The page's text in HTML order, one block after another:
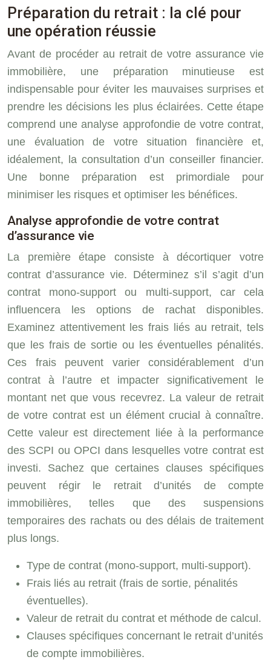
Préparation du retrait : la clé pour
une opération réussie
Avant de procéder au retrait de votre assurance vie
immobilière, une préparation minutieuse est
indispensable pour éviter les mauvaises surprises et
prendre les décisions les plus éclairées. Cette étape
comprend une analyse approfondie de votre contrat,
une évaluation de votre situation financière et,
idéalement, la consultation d’un conseiller financier.
Une bonne préparation est primordiale pour
minimiser les risques et optimiser les bénéfices.
Analyse approfondie de votre contrat
d’assurance vie
La première étape consiste à décortiquer votre
contrat d’assurance vie. Déterminez s’il s’agit d’un
contrat mono-support ou multi-support, car cela
influencera les options de rachat disponibles.
Examinez attentivement les frais liés au retrait, tels
que les frais de sortie ou les éventuelles pénalités.
Ces frais peuvent varier considérablement d’un
contrat à l’autre et impacter significativement le
montant net que vous recevrez. La valeur de retrait
de votre contrat est un élément crucial à connaître.
Cette valeur est directement liée à la performance
des SCPI ou OPCI dans lesquelles votre contrat est
investi. Sachez que certaines clauses spécifiques
peuvent régir le retrait d’unités de compte
immobilières, telles que des suspensions
temporaires des rachats ou des délais de traitement
plus longs.
Type de contrat (mono-support, multi-support).
Frais liés au retrait (frais de sortie, pénalités
éventuelles).
Valeur de retrait du contrat et méthode de calcul.
Clauses spécifiques concernant le retrait d’unités
de compte immobilières.